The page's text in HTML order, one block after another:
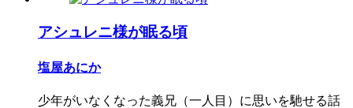
アシュレニ様が眠る頃
塩屋あにか
少年がいなくなった義兄（一人目）に思いを馳せる話